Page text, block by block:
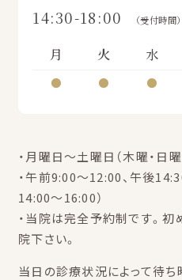
14:30-18:00 （受付時
月 火 水
● ● ●
・月曜日～土曜日（木曜・日
・午前9:00～12:00、午後
14:00～16:00）
・当院は完全予約制です。
院下さい。
当日の診療状況によって待